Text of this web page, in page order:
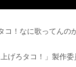
コ！なに歌ってんの
げろタコ！」製作委